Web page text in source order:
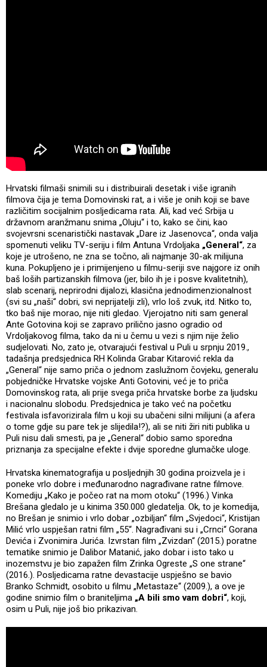
Hrvatski filmaši snimili su i distribuirali desetak i više igranih
filmova čija je tema Domovinski rat, a i više je onih koji se bave
različitim socijalnim posljedicama rata. Ali, kad već Srbija u
državnom aranžmanu snima „Oluju“ i to, kako se čini, kao
svojevrsni scenaristički nastavak „Dare iz Jasenovca“, onda valja
spomenuti veliku TV-seriju i film Antuna Vrdoljaka „General“, za
koje je utrošeno, ne zna se točno, ali najmanje 30-ak milijuna
kuna. Pokupljeno je i primijenjeno u filmu-seriji sve najgore iz onih
baš loših partizanskih filmova (jer, bilo ih je i posve kvalitetnih),
slab scenarij, neprirodni dijalozi, klasična jednodimenzionalnost
(svi su „naši“ dobri, svi neprijatelji zli), vrlo loš zvuk, itd. Nitko to,
tko baš nije morao, nije niti gledao. Vjerojatno niti sam general
Ante Gotovina koji se zapravo prilično jasno ogradio od
Vrdoljakovog filma, tako da ni u čemu u vezi s njim nije želio
sudjelovati. No, zato je, otvarajući festival u Puli u srpnju 2019.,
tadašnja predsjednica RH Kolinda Grabar Kitarović rekla da
„General“ nije samo priča o jednom zaslužnom čovjeku, generalu
pobjedničke Hrvatske vojske Anti Gotovini, već je to priča
Domovinskog rata, ali prije svega priča hrvatske borbe za ljudsku
i nacionalnu slobodu. Predsjednica je tako već na početku
festivala isfavorizirala film u koji su ubačeni silni milijuni (a afera
o tome gdje su pare tek je slijedila!?), ali se niti žiri niti publika u
Puli nisu dali smesti, pa je „General“ dobio samo sporedna
priznanja za specijalne efekte i dvije sporedne glumačke uloge.
Hrvatska kinematografija u posljednjih 30 godina proizvela je i
poneke vrlo dobre i međunarodno nagrađivane ratne filmove.
Komediju „Kako je počeo rat na mom otoku“ (1996.) Vinka
Brešana gledalo je u kinima 350.000 gledatelja. Ok, to je komedija,
no Brešan je snimio i vrlo dobar „ozbiljan“ film „Svjedoci“, Kristijan
Milić vrlo uspješan ratni film „55“. Nagrađivani su i „Crnci“ Gorana
Devića i Zvonimira Jurića. Izvrstan film „Zvizdan“ (2015.) poratne
tematike snimio je Dalibor Matanić, jako dobar i isto tako u
inozemstvu je bio zapažen film Zrinka Ogreste „S one strane“
(2016.). Posljedicama ratne devastacije uspješno se bavio
Branko Schmidt, osobito u filmu „Metastaze“ (2009.), a ove je
godine snimio film o braniteljima „A bili smo vam dobri“, koji,
osim u Puli, nije još bio prikazivan.